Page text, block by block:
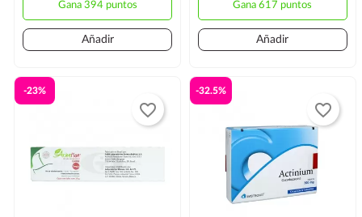
Gana 394 puntos
Añadir
Gana 617 puntos
Añadir
-23%
favorite_border
-32.5%
favorite_border